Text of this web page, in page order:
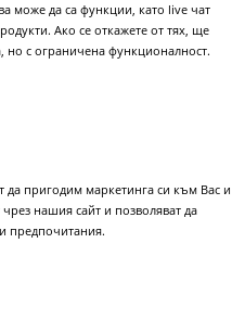
може да са функции, като live чат
Ако се откажете от тях, ще
но с ограничена функционалност.
да пригодим маркетинга си към Вас и
нашия сайт и позволяват да
предпочитания.